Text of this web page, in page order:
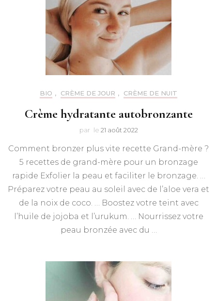
BIO , CRÈME DE JOUR , CRÈME DE NUIT
Crème hydratante autobronzante
par le 21 août 2022
Comment bronzer plus vite recette Grand-mère ?
5 recettes de grand-mère pour un bronzage
rapide Exfolier la peau et faciliter le bronzage. …
Préparez votre peau au soleil avec de l’aloe vera et
de la noix de coco. … Boostez votre teint avec
l’huile de jojoba et l’urukum. … Nourrissez votre
peau bronzée avec du …